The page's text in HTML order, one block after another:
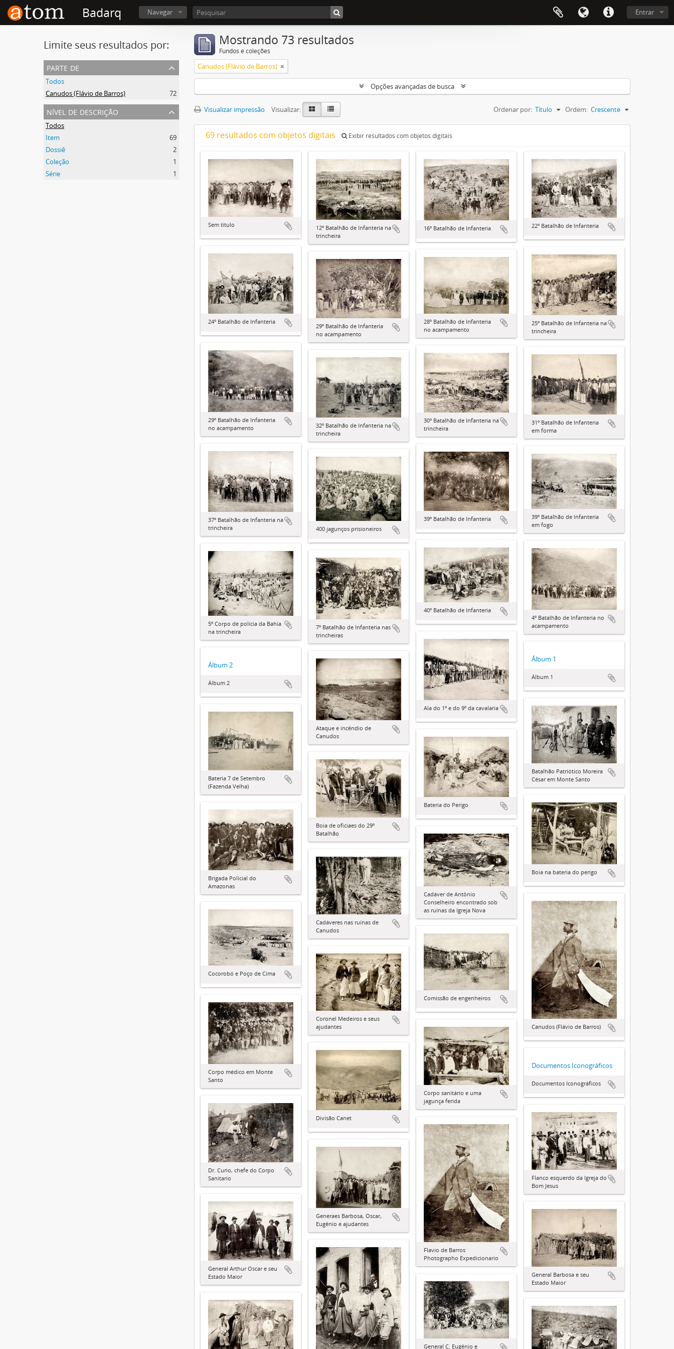
Badarq Navegar Entrar
Limite seus resultados por:
parte de
Todos
Canudos (Flávio de Barros)
72
nível de descrição
Todos
Item
69
Dossiê
2
Coleção
1
Série
1
Mostrando 73 resultados
Fundos e coleções
Canudos (Flávio de Barros)
Opções avançadas de busca
Visualizar impressão Visualizar: Ordenar por: Título Ordem: Crescente
69 resultados com objetos digitais Exibir resultados com objetos digitais
Sem título
12º Batalhão de Infanteria na
trincheira
16º Batalhão de Infanteria 22º Batalhão de Infanteria
24º Batalhão de Infanteria
25º Batalhão de Infanteria na
trincheira
28º Batalhão de Infanteria
no acampamento
29º Batalhão de Infanteria
no acampamento
29º Batalhão de Infanteria
no acampamento
30º Batalhão de Infanteria na
trincheira
31º Batalhão de Infanteria
em forma
32º Batalhão de Infanteria na
trincheira
37º Batalhão de Infanteria na
trincheira
39º Batalhão de Infanteria
39º Batalhão de Infanteria
em fogo
400 jagunços prisioneiros
40º Batalhão de Infanteria
4º Batalhão de Infanteria no
acampamento
5º Corpo de polícia da Bahia
na trincheira
7º Batalhão de Infanteria nas
trincheiras
Ala do 1º e do 9º da cavalaria
Álbum 1
Álbum 1
Álbum 2
Álbum 2
Ataque e incêndio de
Canudos
Batalhão Patriótico Moreira
César em Monte Santo
Bateria 7 de Setembro
(Fazenda Velha)
Bateria do Perigo
Boia de oficiaes do 29º
Batalhão
Boia na bateria do perigo
Brigada Policial do
Amazonas
Cadáver de Antônio
Conselheiro encontrado sob
as ruínas da Igreja Nova
Cadáveres nas ruínas de
Canudos
Canudos (Flávio de Barros)
Cocorobó e Poço de Cima
Comissão de engenheiros
Coronel Medeiros e seus
ajudantes
Corpo médico em Monte
Santo
Corpo sanitário e uma
jagunça ferida
Divisão Canet
Documentos Iconográficos
Documentos Iconográficos
Dr. Curio, chefe do Corpo
Sanitario
Flanco esquerdo da Igreja do
Bom Jesus
Flavio de Barros
Photographo Expedicionario
Generaes Barbosa, Oscar,
Eugênio e ajudantes
General Arthur Oscar e seu
Estado Maior
General Barbosa e seu
Estado Maior
General C. Eugênio e